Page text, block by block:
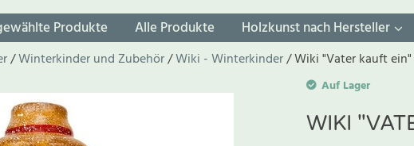
Produkte Alle Produkte Holzkunst nach Hersteller
Winterkinder und Zubehör Wiki - Winterkinder Wiki "Vater kauft ein"
Auf Lager
WIKI